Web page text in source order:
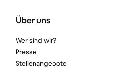
Über uns
Wer sind wir?
Presse
Stellenangebote